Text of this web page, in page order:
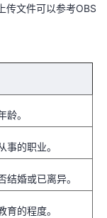
传文件可以参考OBS
龄。
事的职业。
结婚或已离异。
育的程度。